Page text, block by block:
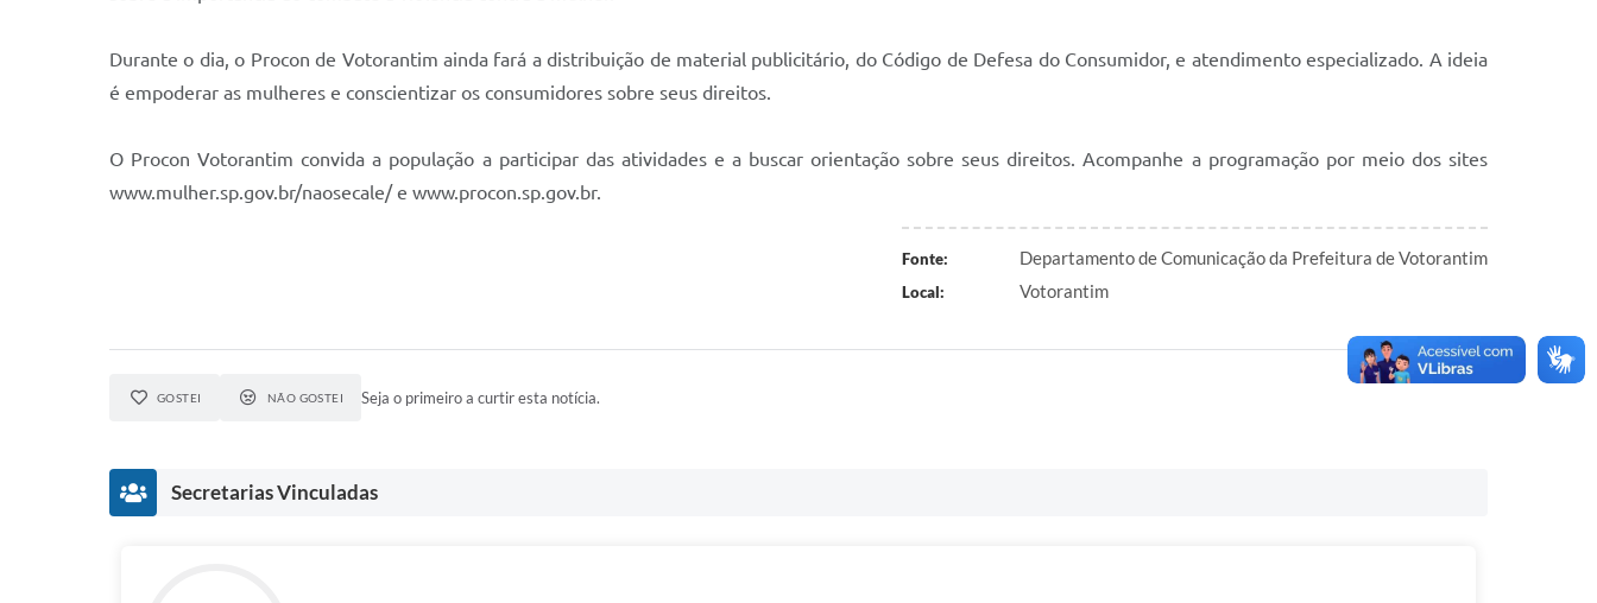
Durante o dia, o Procon de Votorantim ainda fará a distribuição de material publicitário, do Código de Defesa do Consumidor, e atendimento especializado. A ideia
é empoderar as mulheres e conscientizar os consumidores sobre seus direitos.
O Procon Votorantim convida a população a participar das atividades e a buscar orientação sobre seus direitos. Acompanhe a programação por meio dos sites
www.mulher.sp.gov.br/naosecale/ e www.procon.sp.gov.br.
Fonte: Departamento de Comunicação da Prefeitura de Votorantim
Local: Votorantim
GOSTEI NÃO GOSTEI Seja o primeiro a curtir esta notícia.
Secretarias Vinculadas